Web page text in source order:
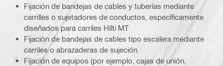
Fijación de bandejas de cables y tuberías mediante
carrilles o sujetadores de conductos, específicamente
diseñados para carriles Hilti MT
Fijación de bandejas de cables tipo escalera mediante
carriles o abrazaderas de sujeción
Fijación de equipos (por ejemplo, cajas de unión,